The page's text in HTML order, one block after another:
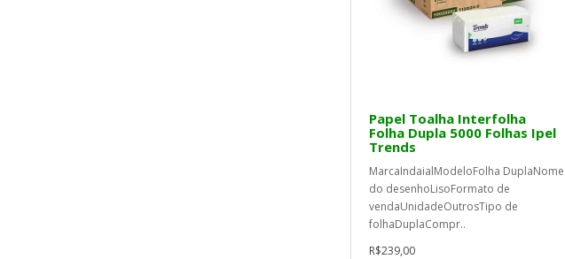
Papel Toalha Interfolha
Folha Dupla 5000 Folhas Ipel
Trends
MarcaIndaialModeloFolha DuplaNome
do desenhoLisoFormato de
vendaUnidadeOutrosTipo de
folhaDuplaCompr..
R$239,00